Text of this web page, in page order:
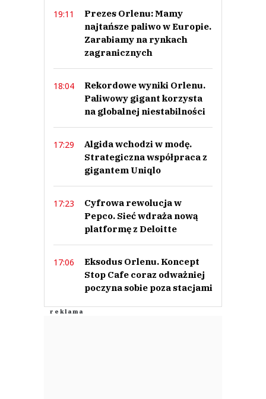
19:11
Prezes Orlenu: Mamy
najtańsze paliwo w Europie.
Zarabiamy na rynkach
zagranicznych
18:04
Rekordowe wyniki Orlenu.
Paliwowy gigant korzysta
na globalnej niestabilności
17:29
Algida wchodzi w modę.
Strategiczna współpraca z
gigantem Uniqlo
17:23
Cyfrowa rewolucja w
Pepco. Sieć wdraża nową
platformę z Deloitte
17:06
Eksodus Orlenu. Koncept
Stop Cafe coraz odważniej
poczyna sobie poza stacjami